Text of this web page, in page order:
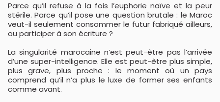
Parce qu’il refuse à la fois l’euphorie naïve et la peur
stérile. Parce qu’il pose une question brutale : le Maroc
veut-il seulement consommer le futur fabriqué ailleurs,
ou participer à son écriture ?
La singularité marocaine n’est peut-être pas l’arrivée
d’une super-intelligence. Elle est peut-être plus simple,
plus grave, plus proche : le moment où un pays
comprend qu’il n’a plus le luxe de former ses enfants
comme avant.